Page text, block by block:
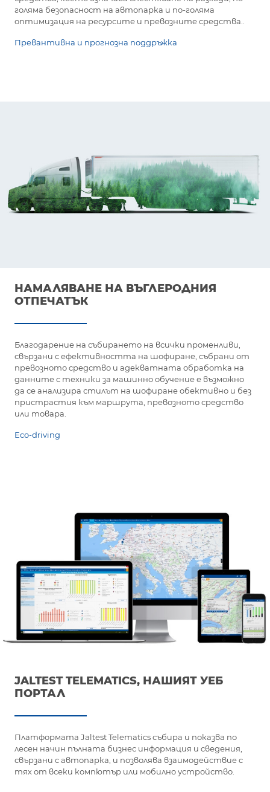
голяма безопасност на автопарка и по-голяма
оптимизация на ресурсите и превозните средства..
Превантивна и прогнозна поддръжка
НАМАЛЯВАНЕ НА ВЪГЛЕРОДНИЯ
ОТПЕЧАТЪК
Благодарение на събирането на всички променливи,
свързани с ефективността на шофиране, събрани от
превозното средство и адекватната обработка на
данните с техники за машинно обучение е възможно
да се анализира стилът на шофиране обективно и без
пристрастия към маршрута, превозното средство
или товара.
Eco-driving
JALTEST TELEMATICS, НАШИЯТ УЕБ
ПОРТАЛ
Платформата Jaltest Telematics събира и показва по
лесен начин пълната бизнес информация и сведения,
свързани с автопарка, и позволява взаимодействие с
тях от всеки компютър или мобилно устройство.